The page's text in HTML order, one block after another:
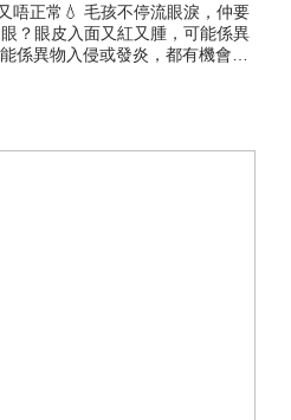
唔正常💧 毛孩不停流眼淚，仲要
？眼皮入面又紅又腫，可能係異
係異物入侵或發炎，都有機會係
清潔眼睛小濕巾 100片✨
溫和清除眼垢，預防同舒緩眼睛
毛孩成長。 - 👇即刻望下有無產